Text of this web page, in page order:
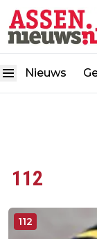
Nieuws
112
112